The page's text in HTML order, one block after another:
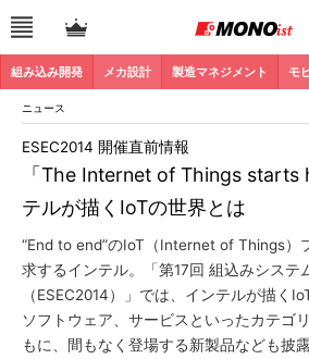
組み込み開発 メカ設計 製造マネジメント モ
ニュース
「The Internet of Things
テルが描くIoTの世界とは
ESEC2014 開催直前情報
“End to end”のIoT（Internet of Things）
求するインテル。「第17回 組込みシステ
（ESEC2014）」では、インテルが描く
ソフトウェア、サービスといったカテゴ
もに、間もなく登場する新製品なども披露